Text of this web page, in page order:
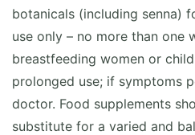
botanicals (including senna)
use only – no more than one
breastfeeding women or
prolonged use; if symptoms
doctor. Food supplements
substitute for a varied and